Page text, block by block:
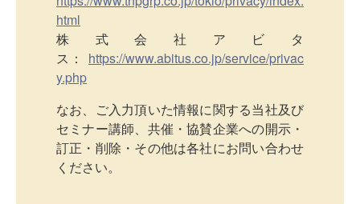
html
株式会社アビタ
ス： https://www.abitus.co.jp/service/privac
y.php
なお、ご入力頂いた情報に関する当社及び
セミナー講師、共催・協賛企業への開示・
訂正・削除・その他は各社にお問い合わせ
ください。